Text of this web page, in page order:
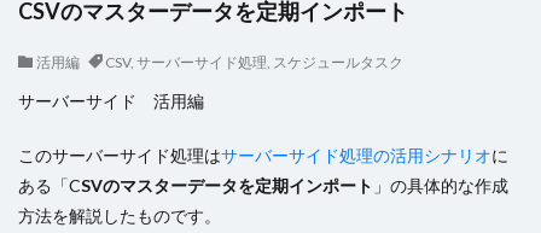
CSVのマスターデータを定期インポート
活用編 CSV, サーバーサイド処理, スケジュールタスク
サーバーサイド 活用編
このサーバーサイド処理はサーバーサイド処理の活用シナリオに
ある「CSVのマスターデータを定期インポート 」の具体的な作成
方法を解説したものです。
GoogleMap
Odata PDF
SmoothPrint
UI部品
アイコン
アプリケーションの発行
インラインフレームタブ
クエリー
クエリー条件
クラウドストレージ
クラウドストレージファイルの取得